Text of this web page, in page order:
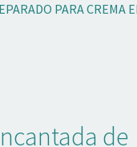
PARA CREMA
de